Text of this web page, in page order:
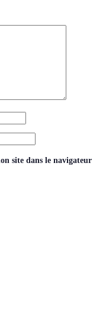
site dans le navigateur